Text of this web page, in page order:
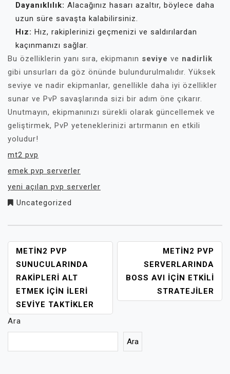
Dayanıklılık: Alacağınız hasarı azaltır, böylece daha
uzun süre savaşta kalabilirsiniz.
Hız: Hız, rakiplerinizi geçmenizi ve saldırılardan
kaçınmanızı sağlar.
Bu özelliklerin yanı sıra, ekipmanın seviye ve nadirlik
gibi unsurları da göz önünde bulundurulmalıdır. Yüksek
seviye ve nadir ekipmanlar, genellikle daha iyi özellikler
sunar ve PvP savaşlarında sizi bir adım öne çıkarır.
Unutmayın, ekipmanınızı sürekli olarak güncellemek ve
geliştirmek, PvP yeteneklerinizi artırmanın en etkili
yoludur!
mt2 pvp
emek pvp serverler
yeni açılan pvp serverler
Uncategorized
YAZI
GEZINMESI
METIN2 PVP
SUNUCULARINDA
RAKIPLERI ALT
ETMEK İÇIN İLERI
SEVIYE TAKTIKLER
METIN2 PVP
SERVERLARINDA
BOSS AVI İÇIN ETKILI
STRATEJILER
Ara
Ara